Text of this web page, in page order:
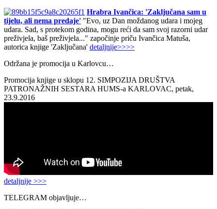
Hrabra Ivančica: 'Zaključana sam u
tijelu, ali nema predaje' "Evo, uz Dan moždanog udara i mojeg
udara. Sad, s protekom godina, mogu reći da sam svoj razorni udar
preživjela, baš preživjela..." započinje priču Ivančica Matuša,
autorica knjige 'Zaključana' detaljnije>>>>
Održana je promocija u Karlovcu…
Promocija knjige u sklopu 12. SIMPOZIJA DRUŠTVA
PATRONAŽNIH SESTARA HUMS-a KARLOVAC, petak,
23.9.2016
detaljnije >>>
TELEGRAM objavljuje…